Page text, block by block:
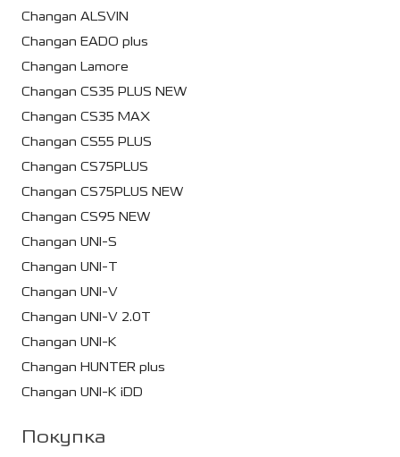
Changan ALSVIN
Changan EADO plus
Changan Lamore
Changan CS35 PLUS NEW
Changan CS35 MAX
Changan CS55 PLUS
Changan CS75PLUS
Changan CS75PLUS NEW
Changan CS95 NEW
Changan UNI-S
Changan UNI-T
Changan UNI-V
Changan UNI-V 2.0T
Changan UNI-K
Changan HUNTER plus
Changan UNI-K iDD
Покупка